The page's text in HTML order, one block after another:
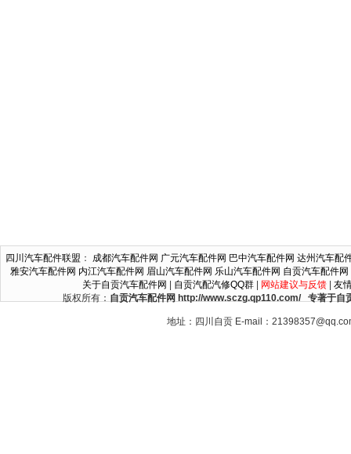
四川汽车配件联盟 ： 成都汽车配件网 广元汽车配件网 巴中汽车配件网 达州汽车配
雅安汽车配件网 内江汽车配件网 眉山汽车配件网 乐山汽车配件网 自贡汽车配件网
关于自贡汽车配件网
自贡汽配汽修QQ群| 网站建议与反馈| 友
版权所有： 自贡汽车配件网 http://www.sczg.qp110.com/ 专著于自
地址：四川自贡 E-mail：